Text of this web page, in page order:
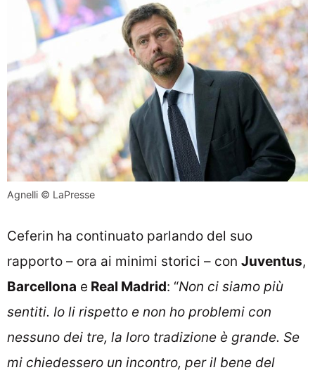
Agnelli © LaPresse
Ceferin ha continuato parlando del suo
rapporto – ora ai minimi storici – con Juventus,
Barcellona e Real Madrid: “Non ci siamo più
sentiti. Io li rispetto e non ho problemi con
nessuno dei tre, la loro tradizione è grande. Se
mi chiedessero un incontro, per il bene del